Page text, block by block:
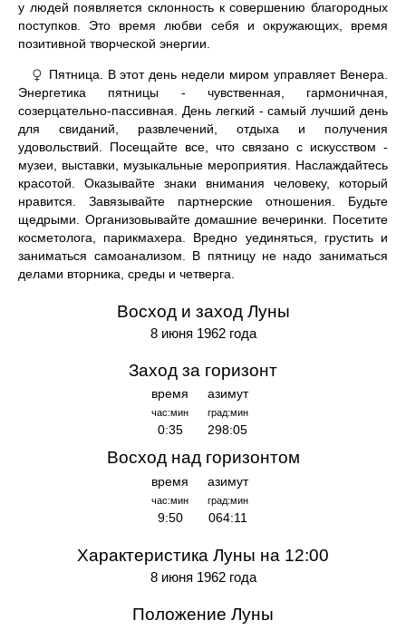
у людей появляется склонность к совершению благородных
поступков. Это время любви себя и окружающих, время
позитивной творческой энергии.
♀
Пятница. В этот день недели миром управляет Венера.
Энергетика пятницы - чувственная, гармоничная,
созерцательно-пассивная. День легкий - самый лучший день
для свиданий, развлечений, отдыха и получения
удовольствий. Посещайте все, что связано с искусством -
музеи, выставки, музыкальные мероприятия. Наслаждайтесь
красотой. Оказывайте знаки внимания человеку, который
нравится. Завязывайте партнерские отношения. Будьте
щедрыми. Организовывайте домашние вечеринки. Посетите
косметолога, парикмахера. Вредно уединяться, грустить и
заниматься самоанализом. В пятницу не надо заниматься
делами вторника, среды и четверга.
Восход и заход Луны
8 июня 1962 года
Заход за горизонт
время
час:мин
0:35
азимут
град:мин
298:05
Восход над горизонтом
время
час:мин
9:50
азимут
град:мин
064:11
Характеристика Луны на 12:00
8 июня 1962 года
Положение Луны